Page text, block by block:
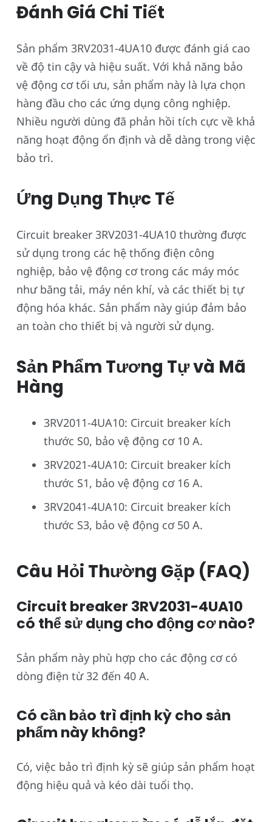
Đánh Giá Chi Tiết
Sản phẩm 3RV2031-4UA10 được đánh giá cao
về độ tin cậy và hiệu suất. Với khả năng bảo
vệ động cơ tối ưu, sản phẩm này là lựa chọn
hàng đầu cho các ứng dụng công nghiệp.
Nhiều người dùng đã phản hồi tích cực về khả
năng hoạt động ổn định và dễ dàng trong việc
bảo trì.
Ứng Dụng Thực Tế
Circuit breaker 3RV2031-4UA10 thường được
sử dụng trong các hệ thống điện công
nghiệp, bảo vệ động cơ trong các máy móc
như băng tải, máy nén khí, và các thiết bị tự
động hóa khác. Sản phẩm này giúp đảm bảo
an toàn cho thiết bị và người sử dụng.
Sản Phẩm Tương Tự và Mã
Hàng
3RV2011-4UA10: Circuit breaker kích
thước S0, bảo vệ động cơ 10 A.
3RV2021-4UA10: Circuit breaker kích
thước S1, bảo vệ động cơ 16 A.
3RV2041-4UA10: Circuit breaker kích
thước S3, bảo vệ động cơ 50 A.
Câu Hỏi Thường Gặp (FAQ)
Circuit breaker 3RV2031-4UA10
có thể sử dụng cho động cơ nào?
Sản phẩm này phù hợp cho các động cơ có
dòng điện từ 32 đến 40 A.
Có cần bảo trì định kỳ cho sản
phẩm này không?
Có, việc bảo trì định kỳ sẽ giúp sản phẩm hoạt
động hiệu quả và kéo dài tuổi thọ.